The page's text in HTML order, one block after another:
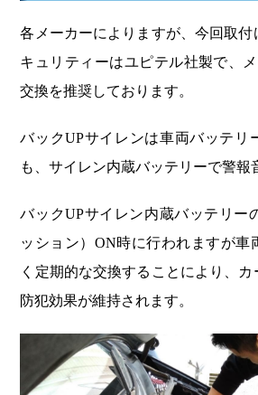
各メーカーによりますが、今回取
キュリティーはユピテル社製で、
交換を推奨しております。
バックUPサイレンは車両バッテリ
も、サイレン内蔵バッテリーで警報
バックUPサイレン内蔵バッテリー
ッション）ON時に行われますが車
く定期的な交換することにより、
防犯効果が維持されます。